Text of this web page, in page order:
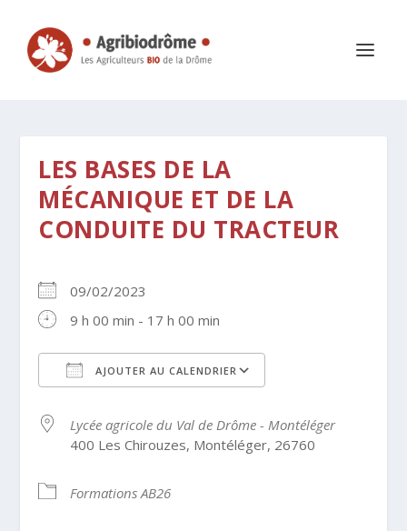
LES BASES DE LA
MÉCANIQUE ET DE LA
CONDUITE DU TRACTEUR
09/02/2023
9 h 00 min - 17 h 00 min
AJOUTER AU CALENDRIER
Lycée agricole du Val de Drôme - Montéléger
400 Les Chirouzes, Montéléger, 26760
Formations AB26